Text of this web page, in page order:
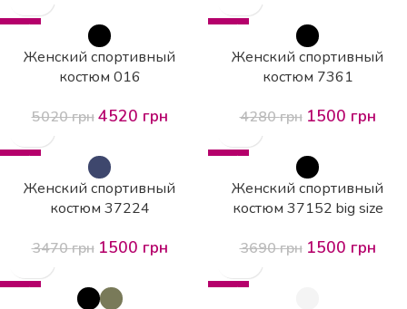
-10%
Женский спортивный
костюм 016
5020грн 4520 грн
-65%
Женский спортивный
костюм 7361
4280грн 1500 грн
-57%
Женский спортивный
костюм 37224
3470грн 1500 грн
-59%
Женский спортивный
костюм 37152 big size
3690грн 1500 грн
-52% -55%